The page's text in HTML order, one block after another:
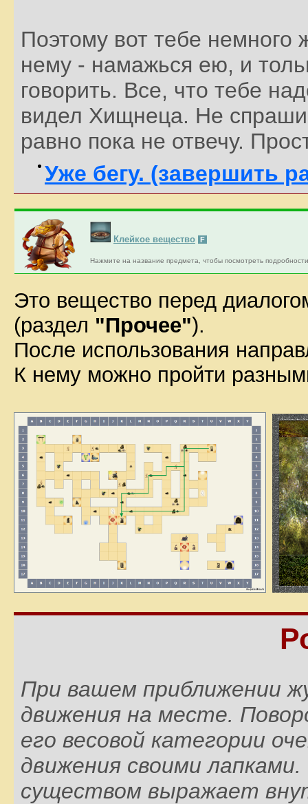
Поэтому вот тебе немного
нему - намажься ею, и
говорить. Все, что тебе
видел Хищнеца. Не
равно пока не отвечу.
Уже бегу. (завершить
Клейкое вещество F
Нажмите на название предмета, чтобы посмотреть
Это вещество перед
(раздел "Прочее").
После использования
К нему можно пройти
При вашем приближении
движения на месте.
его весовой категории
движения своими
существом выражает